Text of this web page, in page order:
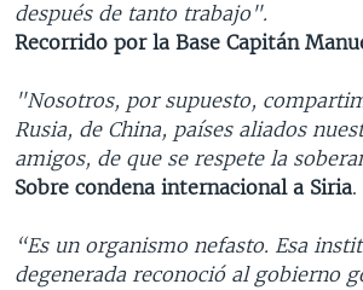
después de tanto trabajo".
Recorrido por la Base Capitán
"Nosotros, por supuesto,
Rusia, de China, países aliados
amigos, de que se respete la
Sobre condena internacional a Siria.
“Es un organismo nefasto. Esa
degenerada reconoció al gobierno